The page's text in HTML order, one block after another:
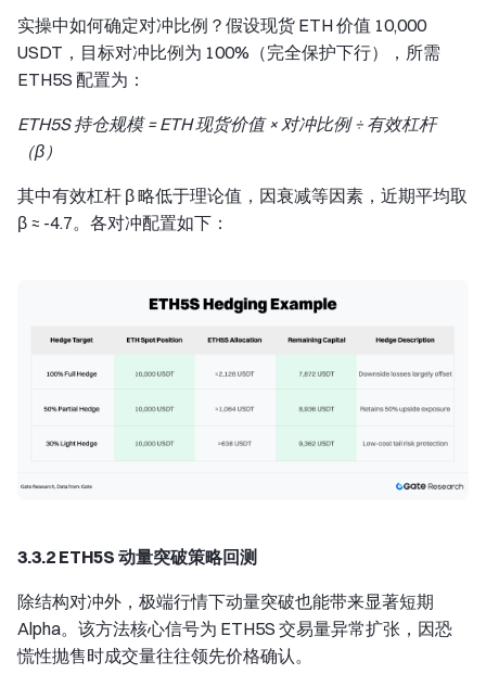
实操中如何确定对冲比例？假设现货 ETH 价值 10,000
USDT，目标对冲比例为 100%（完全保护下行），所需
ETH5S 配置为：
ETH5S 持仓规模 = ETH 现货价值 × 对冲比例 ÷ 有效杠杆
（β）
其中有效杠杆 β 略低于理论值，因衰减等因素，近期平均取
β ≈ -4.7。各对冲配置如下：
3.3.2 ETH5S 动量突破策略回测
除结构对冲外，极端行情下动量突破也能带来显著短期
Alpha。该方法核心信号为 ETH5S 交易量异常扩张，因恐
慌性抛售时成交量往往领先价格确认。